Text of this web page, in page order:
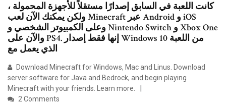
كانت اللعبة في السابق إصدارًا مستقلاً للأجهزة المحمولة ،
ولكن يمكنك الآن لعب Minecraft عبر Android و iOS
وعلى الكمبيوتر الشخصي و Nintendo Switch و Xbox One
والآن على PS4. إنها فقط إصدار Windows 10 من اللعبة
الذي يعمل مع
Download Minecraft for Windows, Mac and Linus. Download
server software for Java and Bedrock, and begin playing
Minecraft with your friends. Learn more.
2 Comments